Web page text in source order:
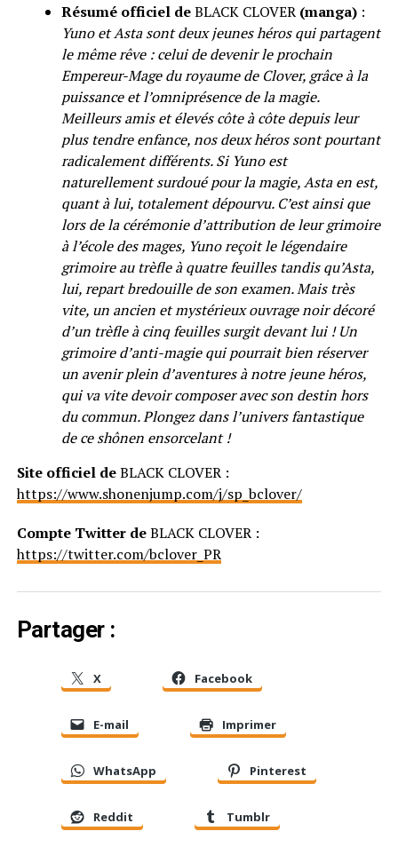
Résumé officiel deBLACK CLOVER (manga) :
Yuno et Asta sont deux jeunes héros qui partagent
le même rêve : celui de devenir le prochain
Empereur-Mage du royaume de Clover, grâce à la
puissance et l’omniprésence de la magie.
Meilleurs amis et élevés côte à côte depuis leur
plus tendre enfance, nos deux héros sont pourtant
radicalement différents. Si Yuno est
naturellement surdoué pour la magie, Asta en est,
quant à lui, totalement dépourvu. C’est ainsi que
lors de la cérémonie d’attribution de leur grimoire
à l’école des mages, Yuno reçoit le légendaire
grimoire au trèfle à quatre feuilles tandis qu’Asta,
lui, repart bredouille de son examen. Mais très
vite, un ancien et mystérieux ouvrage noir décoré
d’un trèfle à cinq feuilles surgit devant lui ! Un
grimoire d’anti-magie qui pourrait bien réserver
un avenir plein d’aventures à notre jeune héros,
qui va vite devoir composer avec son destin hors
du commun. Plongez dans l’univers fantastique
de ce shônen ensorcelant !
Site officiel deBLACK CLOVER :
https://www.shonenjump.com/j/sp_bclover/
Compte Twitter deBLACK CLOVER :
https://twitter.com/bclover_PR
Partager :
X Facebook
E-mail Imprimer
WhatsApp Pinterest
Reddit Tumblr